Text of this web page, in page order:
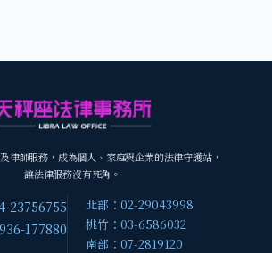
律師服務，成為個人、家庭與企業的法律守護站，
讓法律服務沒有死角。
23756755
177880
北部：02-29043998
桃竹：03-6586032
南部：07-2819120